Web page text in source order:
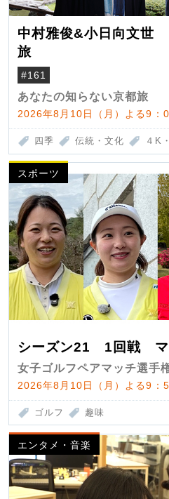
中村雅俊&小日向文世
旅
#161
あなたの知らない京都旅
2026年8月10日（月）よる9：
四季 伝統・文化 ４K
スポーツ
シーズン21 1回戦 マ
女子ゴルフペアマッチ選手
2026年8月10日（月）よる9：
ゴルフ 趣味
エンタメ・音楽